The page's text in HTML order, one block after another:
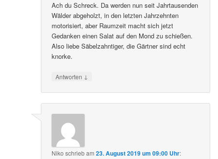
Ach du Schreck. Da werden nun seit Jahrtausenden
Wälder abgeholzt, in den letzten Jahrzehnten
motorisiert, aber Raumzeit macht sich jetzt
Gedanken einen Salat auf den Mond zu schießen.
Also liebe Säbelzahntiger, die Gärtner sind echt
knorke.
Antworten ↓
Niko schriebam23. August 2019 um 09:00 Uhr: